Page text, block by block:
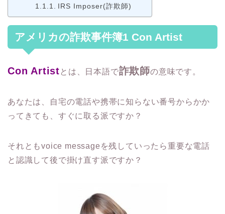
IRS Imposer(詐欺師)
アメリカの詐欺事件簿1 Con Artist
Con Artist とは、日本語で詐欺師の意味です。
あなたは、自宅の電話や携帯に知らない番号からかか
ってきても、すぐに取る派ですか？
それともvoice messageを残していったら重要な電話
と認識して後で掛け直す派ですか？